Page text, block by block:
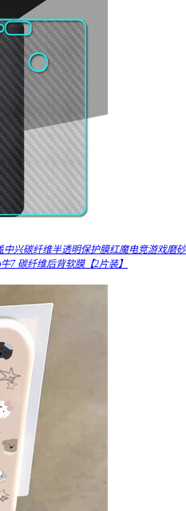
中兴碳纤维半透明保护膜红魔电竞游戏磨砂
7 碳纤维后背软膜【2片装】